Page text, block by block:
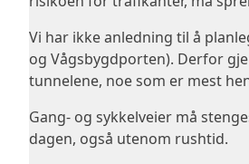
Vi har ikke anledning til å
og Vågsbygdporten). Derfor
tunnelene, noe som er mest
Gang- og sykkelveier må
dagen, også utenom rushtid.